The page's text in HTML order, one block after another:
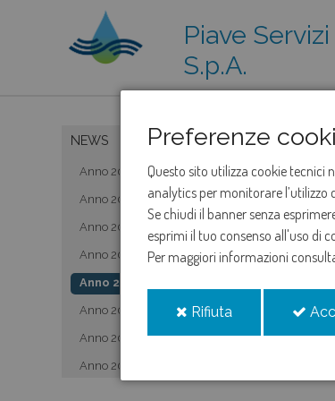
Preferenze
Questo sito utilizza cookie tecnici
analytics per monitorare l’utilizzo
Se chiudi il banner senza
esprimi il tuo consenso all'uso di
Per maggiori informazioni
Rifiuta
Piave Servizi
S.p.A.
NEWS
Anno 2019
Anno 2020
Anno 2021
Anno 2022
Anno 2023
Anno 2024
Anno 2025
Anno 2026